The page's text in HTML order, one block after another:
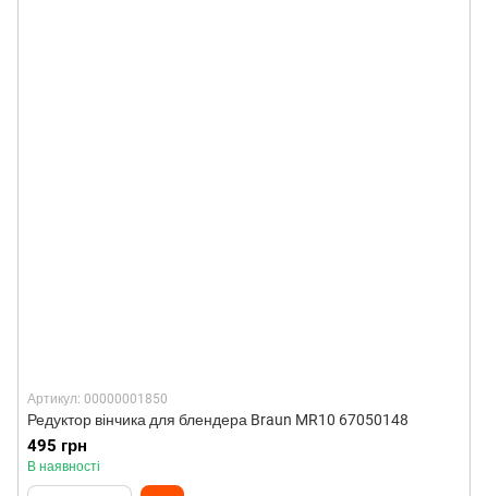
Артикул: 00000001850
Редуктор вінчика для блендера Braun MR10 67050148
495 грн
В наявності